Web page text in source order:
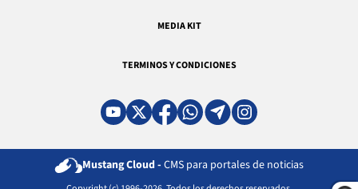
MEDIA KIT
TERMINOS Y CONDICIONES
Mustang Cloud - CMS para portales de noticias